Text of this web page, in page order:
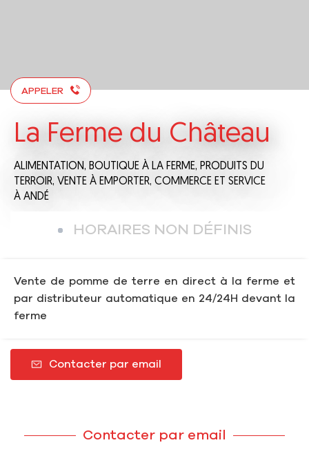
APPELER
La Ferme du Château
ALIMENTATION, BOUTIQUE À LA FERME, PRODUITS DU
TERROIR, VENTE À EMPORTER, COMMERCE ET SERVICE
À ANDÉ
HORAIRES NON DÉFINIS
Vente de pomme de terre en direct à la ferme et
par distributeur automatique en 24/24H devant la
ferme
Contacter par email
Contacter par email